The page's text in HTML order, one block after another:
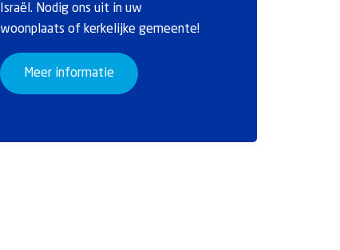
Israël. Nodig ons uit in uw
woonplaats of kerkelijke gemeente!
Meer informatie